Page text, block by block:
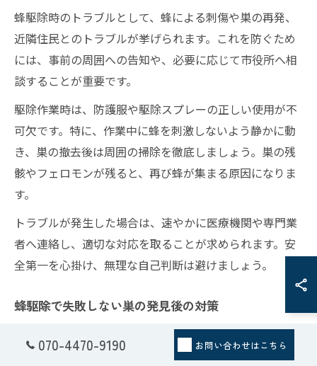
蜂駆除時のトラブルとして、蜂による刺傷や巣の再発、
近隣住民とのトラブルが挙げられます。これを防ぐため
には、事前の周囲への告知や、必要に応じて市役所へ相
談することが重要です。
駆除作業時は、防護服や駆除スプレーの正しい使用が不
可欠です。特に、作業中に蜂を刺激しないよう静かに動
き、巣の撤去後は周囲の掃除を徹底しましょう。巣の残
骸やフェロモンが残ると、再び蜂が集まる原因になりま
す。
トラブルが発生した場合は、速やかに医療機関や専門業
者へ連絡し、適切な対応を取ることが求められます。安
全第一を心掛け、無理な自己判断は避けましょう。
蜂駆除で失敗しない巣の発見後の対策
蜂駆除で失敗しないためには、巣の発見後すぐに適切な
対策を講じることが重要です。まず、蜂の出入り口を特
070-4470-9190 お問い合わせはこちら